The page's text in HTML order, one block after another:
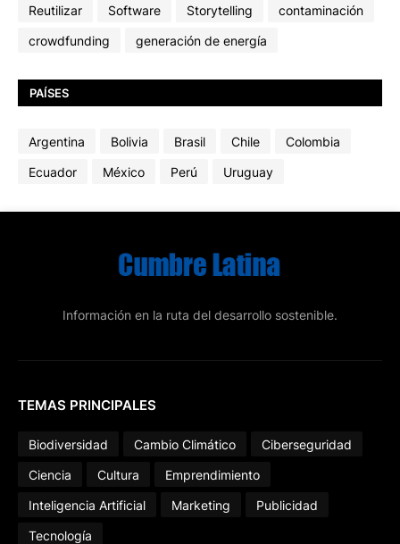
Reutilizar
Software Storytelling
contaminación
crowdfunding
generación de energía
PAÍSES
Argentina Bolivia Brasil Chile
Colombia
Ecuador
México Perú Uruguay
Información en la ruta del desarrollo sostenible.
TEMAS PRINCIPALES
Biodiversidad Cambio Climático
Ciberseguridad
Ciencia
Cultura
Emprendimiento
Inteligencia Artificial
Marketing
Publicidad
Tecnología